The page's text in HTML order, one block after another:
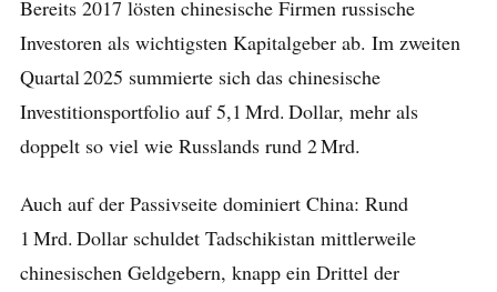
Bereits 2017 lösten chinesische Firmen russische
Investoren als wichtigsten Kapitalgeber ab. Im zweiten
Quartal 2025 summierte sich das chinesische
Investitions­portfolio auf 5,1 Mrd. Dollar, mehr als
doppelt so viel wie Russlands rund 2 Mrd.
Auch auf der Passivseite dominiert China: Rund
1 Mrd. Dollar schuldet Tadschikistan mittlerweile
chinesischen Geldgebern, knapp ein Drittel der